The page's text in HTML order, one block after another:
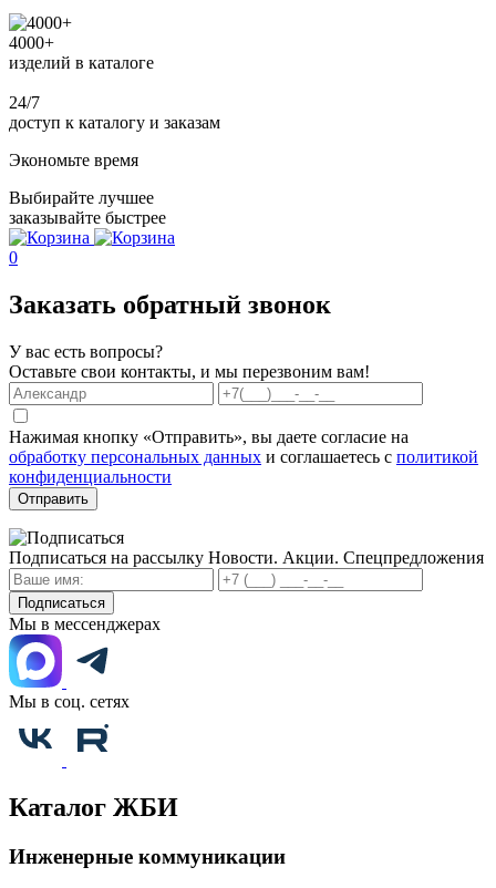
4000+
изделий в каталоге
24/7
доступ к каталогу и заказам
Экономьте время
Выбирайте лучшее
заказывайте быстрее
0
Заказать обратный звонок
У вас есть вопросы?
Оставьте свои контакты, и мы перезвоним вам!
Нажимая кнопку «Отправить», вы даете согласие на
обработку персональных данных и соглашаетесь с политикой
конфиденциальности
Отправить
Подписаться на рассылку Новости. Акции. Спецпредложения
Подписаться
Мы в мессенджерах
Мы в соц. сетях
Каталог ЖБИ
Инженерные коммуникации